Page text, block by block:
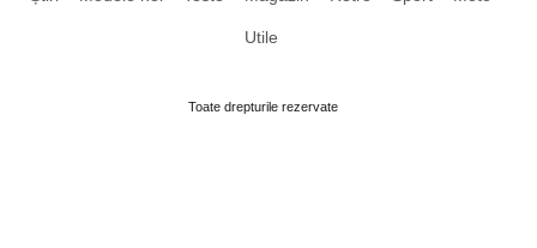
Utile
Toate drepturile rezervate